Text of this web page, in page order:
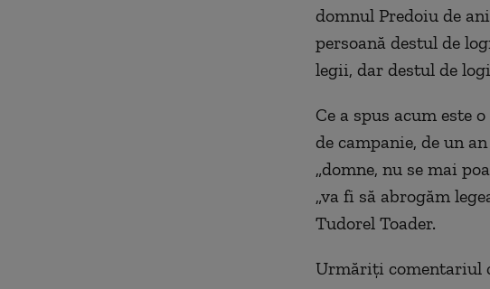
domnul Predoiu de
persoană destul de
legii, dar destul de
Ce a spus acum este
de campanie, de un
„domne, nu se mai
„va fi să abrogăm
Tudorel Toader.
Urmăriți comentariul